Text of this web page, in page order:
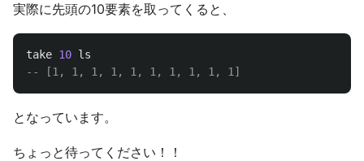
実際に先頭の10要素を取ってくると、
take 10 ls
-- [1, 1, 1, 1, 1, 1, 1, 1, 1, 1]
となっています。
ちょっと待ってください！！